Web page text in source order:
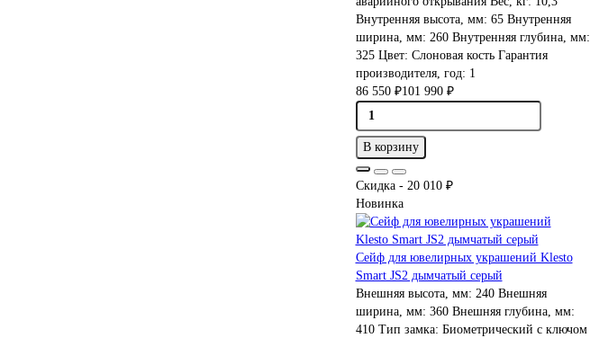
Внутренняя высота, мм: 65Внутренняя
ширина, мм: 260Внутренняя глубина, мм:
325Цвет: Слоновая костьГарантия
производителя, год: 1
86 550 ₽101 990 ₽
В корзину
Скидка - 20 010 ₽
Новинка
Сейф для ювелирных украшений Klesto
Smart JS2 дымчатый серый
Внешняя высота, мм: 240Внешняя
ширина, мм: 360Внешняя глубина, мм:
410Тип замка: Биометрический с ключом